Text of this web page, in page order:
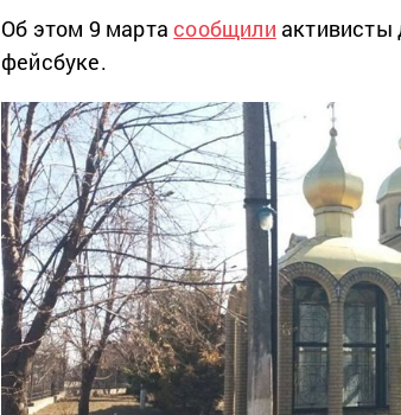
Об этом 9 марта сообщили активисты
фейсбуке.